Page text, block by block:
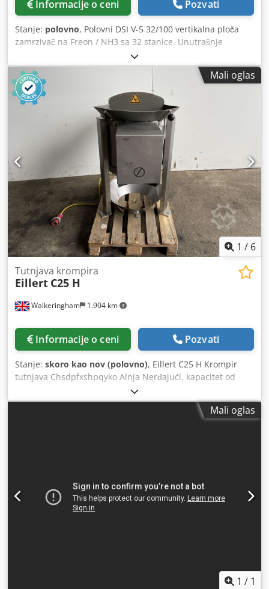
Informacije o ceni Pozvati
Stanje: polovno, Polovni DSI V-5 32/100 vertikalna ploča
zamrzivač na Freon / NH3 sa 32 stanice. Unutrašnje
dimenzije 1 stanica: 810k100k580 mm (DkŠkV). Ukupne
dimenzije bloka: 4100k840k580 mm (DkŠkV). Kapacitet i
primer na osnovu: 47,9 kg ribljeg fileta po stanici. 32 k 47,0
litarske stanice za zamrzavanje. Temperatura proizvoda od
+10°C do -18°C. Trajanje jednog ciklusa je 185 minuta,
uključujući odmrzavanje, utovar i istovar Temperatura
isparavanja -34°C. Riblji file: 497.3 kg/h Kapacitet i primer
na osnovu: 44.7 kg stan i haringa po stanici. 32 k 47,0
litarske stanice za zamrzavanje. Temperatura proizvoda od
+10°C do -18°C. Trajanje jednog ciklusa je 190 minuta,
uključujući deforst, utovar i istovar. Chederlk H Rspfx Alnsa
Temperatura isparavanja -34°C. Plat i haringa: 451.0 kg/hr
Mali oglas
1 / 6
Walkeringham 1.904 km
Tutnjava krompira
Eillert C25 H
Informacije o ceni Pozvati
Stanje: skoro kao nov (polovno), Eillert C25 H Krompir
tutnjava Chsdpfxshpqyko Alnja Nerđajući, kapacitet od
25kg, pogodan za krompir, šargarepu i drugi koren vege,
3Ph
Mali oglas
1 / 1